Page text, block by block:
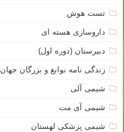
تست هوش
داروسازی هسته ای
دبیرستان (دوره اول)
زندگی نامه نوابغ و بزرگان جهان
شیمی آلی
شیمی آی مت
شیمی پزشکی لهستان